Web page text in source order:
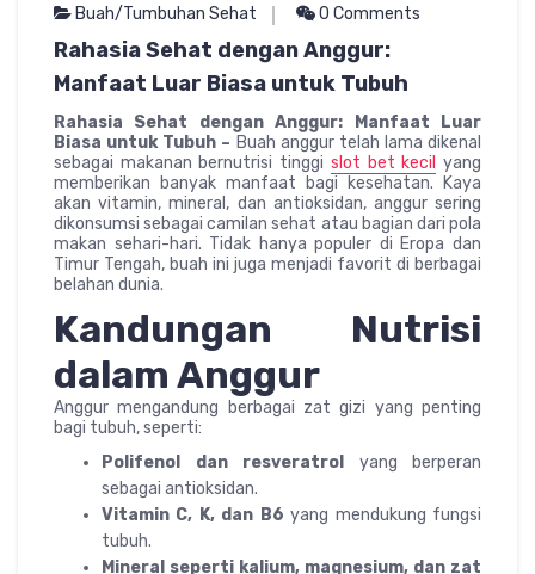
Buah/Tumbuhan Sehat
0 Comments
Rahasia Sehat dengan Anggur:
Manfaat Luar Biasa untuk Tubuh
Rahasia Sehat dengan Anggur: Manfaat Luar
Biasa untuk Tubuh – Buah anggur telah lama dikenal
sebagai makanan bernutrisi tinggi slot bet kecil yang
memberikan banyak manfaat bagi kesehatan. Kaya
akan vitamin, mineral, dan antioksidan, anggur sering
dikonsumsi sebagai camilan sehat atau bagian dari pola
makan sehari-hari. Tidak hanya populer di Eropa dan
Timur Tengah, buah ini juga menjadi favorit di berbagai
belahan dunia.
Kandungan Nutrisi
dalam Anggur
Anggur mengandung berbagai zat gizi yang penting
bagi tubuh, seperti:
Polifenol dan resveratrol
yang berperan
sebagai antioksidan.
Vitamin C, K, dan B6 yang mendukung fungsi
tubuh.
Mineral seperti kalium, magnesium, dan zat